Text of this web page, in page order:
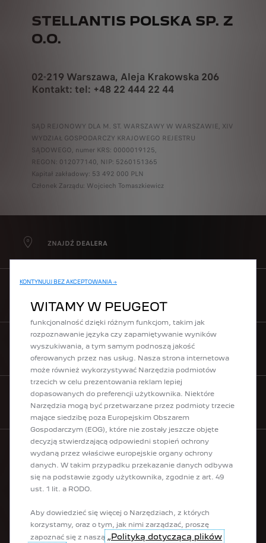
STELLANTIS POLSKA SP. Z
O.O.
02-219 Warszawa, Aleja Krakowska 206
Kontakt: tel: +48 22 444 22 44
SĄD REJONOWY DLA M. ST. WARSZAWY W WARSZAWIE, XIV
WYDZIAŁ GOSPODARCZY KRAJOWEGO REJESTRU
SĄDOWEGO, numer KRS: 0000019125,
REGON: 012077140, NIP: 5260151365
Kapitał zakładowy: 53 492 000 PLN
Członek Zarządu: Wojciech Tomaszkiewicz
ZNAJDŹ DEALERA
KONTAKT
ZAMÓW PEUGEOT ONLINE
GAMA
Hybrydowe plug-in
Miejskie
SUV-y
KONTYNUUJ BEZ AKCEPTOWANIA →
WITAMY W PEUGEOT
Korzystamy z plików cookie i/lub innych narzędzi
użytkownikowi jak najlepszego komfortu podczas
możemy zapewnić podstawowe funkcje, takie jak
Poprawiają one również komfort korzystania i
funkcjonalność dzięki różnym funkcjom, takim jak
rozpoznawanie języka czy zapamiętywanie wyników
wyszukiwania, a tym samym podnoszą jakość
oferowanych przez nas usług. Nasza strona internetowa
może również wykorzystywać Narzędzia podmiotów
trzecich w celu prezentowania reklam lepiej
dopasowanych do preferencji użytkownika. Niektóre
Narzędzia mogą być przetwarzane przez podmioty trzecie
mające siedzibę poza Europejskim Obszarem
Gospodarczym (EOG), które nie zostały jeszcze objęte
decyzją stwierdzającą odpowiedni stopień ochrony
wydaną przez właściwe europejskie organy ochrony
danych. W takim przypadku przekazanie danych odbywa
się na podstawie zgody użytkownika, zgodnie z art. 49
ust. 1 lit. a RODO.
Aby dowiedzieć się więcej o Narzędziach, z których
korzystamy, oraz o tym, jak nimi zarządzać, proszę
zapoznać się z naszą „Polityką dotyczącą plików